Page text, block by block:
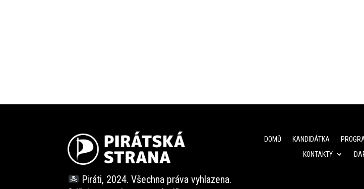
Piráti, 2024. Všechna práva vyhlazena.
DOMŮ KANDIDÁTKA
KONTAKTY